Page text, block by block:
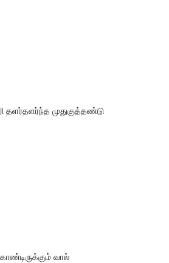
தளர்தளர்ந்த முதுகுத்தண்டு
வால்